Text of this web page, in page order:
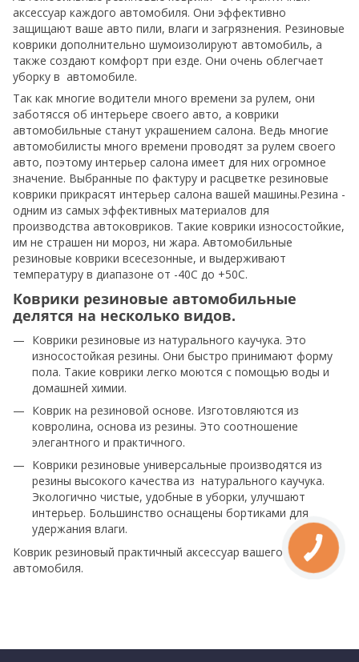
аксессуар каждого автомобиля. Они эффективно
защищают ваше авто пили, влаги и загрязнения. Резиновые
коврики дополнительно шумоизолируют автомобиль, а
также создают комфорт при езде. Они очень облегчает
уборку в автомобиле.
Так как многие водители много времени за рулем, они
заботясся об интерьере своего авто, а коврики
автомобильные станут украшением салона. Ведь многие
автомобилисты много времени проводят за рулем своего
авто, поэтому интерьер салона имеет для них огромное
значение. Выбранные по фактуру и расцветке резиновые
коврики прикрасят интерьер салона вашей машины.Резина -
одним из самых эффективных материалов для
производства автоковриков. Такие коврики износостойкие,
им не страшен ни мороз, ни жара. Автомобильные
резиновые коврики всесезонные, и выдерживают
температуру в диапазоне от -40С до +50С.
Коврики резиновые автомобильные
делятся на несколько видов.
Коврики резиновые из натурального каучука. Это
износостойкая резины. Они быстро принимают форму
пола. Такие коврики легко моются с помощью воды и
домашней химии.
Коврик на резиновой основе. Изготовляются из
ковролина, основа из резины. Это соотношение
элегантного и практичного.
Коврики резиновые универсальные производятся из
резины высокого качества из натурального каучука.
Экологично чистые, удобные в уборки, улучшают
интерьер. Большинство оснащены бортиками для
удержания влаги.
Коврик резиновый практичный аксессуар вашего
автомобиля.